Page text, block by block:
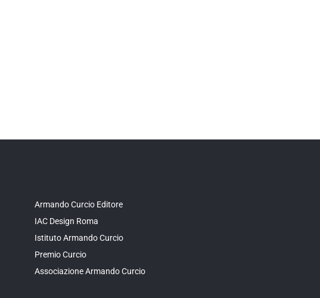
Armando Curcio Editore
IAC Design Roma
Istituto Armando Curcio
Premio Curcio
Associazione Armando Curcio